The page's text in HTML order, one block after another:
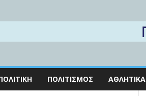
ΠΟΛΙΤΙΣΜΌΣ ΑΘΛΗΤΙΚΆ